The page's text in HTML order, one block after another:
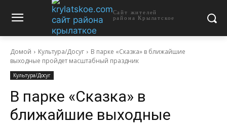
Сайт жителей
района Крылатское
Домой Культура/Досуг
В парке «Сказка» в ближайшие
выходные пройдет масштабный праздник
Культура/Досуг
В парке «Сказка» в
ближайшие выходные